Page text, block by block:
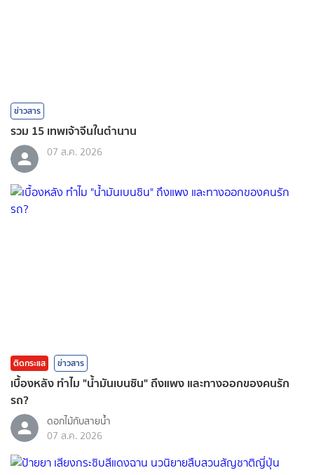
ข่าวสาร
รวม 15 เทพเจ้าจีนในตำนาน
07 ส.ค. 2026
ติดกระแส ข่าวสาร
เบื้องหลัง ทำไม "น้ำมันเบนซิน" ถึงแพง และทางออกของคนรัก
รถ?
ดอกไม้กับสายน้ำ
07 ส.ค. 2026